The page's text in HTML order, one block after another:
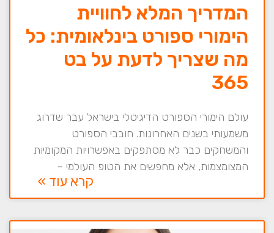
המדריך המלא לחוויית
הימורי ספורט בינלאומית: כל
מה שצריך לדעת על בט
365
עולם הימורי הספורט הדיגיטלי בישראל עבר שדרוג
משמעותי בשנים האחרונות. חובבי הספורט
והמשחקים כבר לא מסתפקים באפשרויות המקומיות
המצומצמות, אלא מחפשים את הטופ העולמי –
קרא עוד »